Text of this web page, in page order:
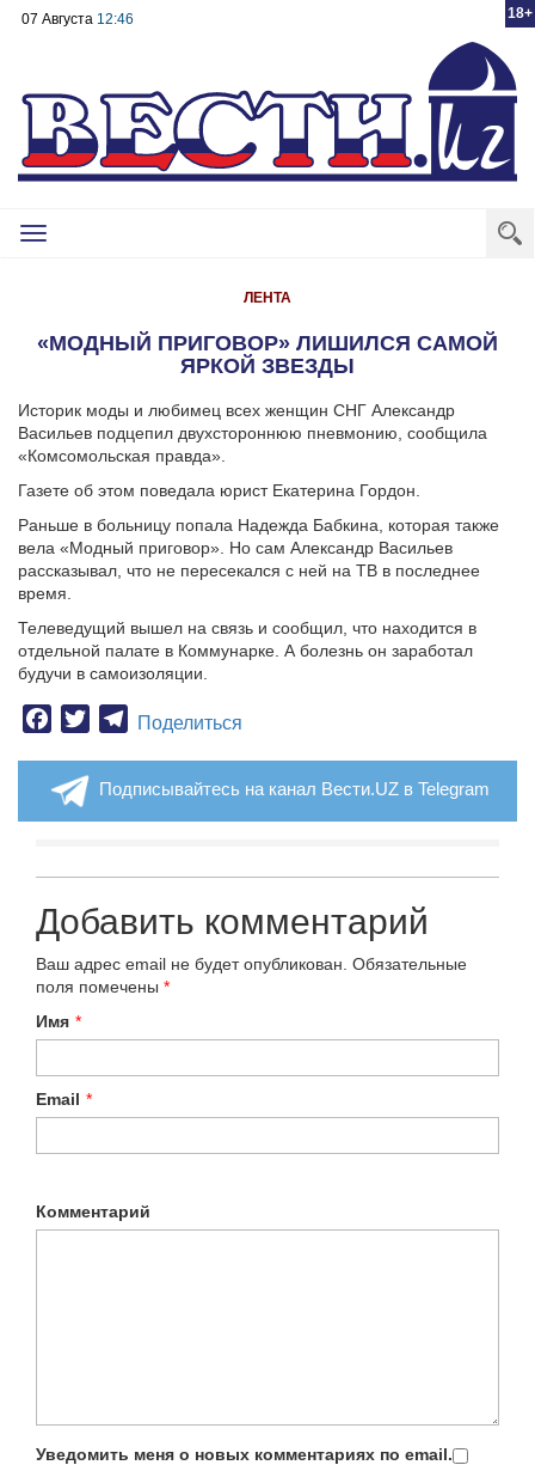
18+
07 Августа 12:46
Toggle
ЛЕНТА
«МОДНЫЙ ПРИГОВОР» ЛИШИЛСЯ САМОЙ
ЯРКОЙ ЗВЕЗДЫ
Историк моды и любимец всех женщин СНГ Александр
Васильев подцепил двухстороннюю пневмонию, сообщила
«Комсомольская правда».
Газете об этом поведала юрист Екатерина Гордон.
Раньше в больницу попала Надежда Бабкина, которая также
вела «Модный приговор». Но сам Александр Васильев
рассказывал, что не пересекался с ней на ТВ в последнее
время.
Телеведущий вышел на связь и сообщил, что находится в
отдельной палате в Коммунарке. А болезнь он заработал
будучи в самоизоляции.
Facebook
TwitterTelegram
Поделиться
Подписывайтесь на канал Вести.UZ в Telegram
Добавить комментарий
Ваш адрес email не будет опубликован. Обязательные
поля помечены *
Имя *
Email *
Комментарий
Уведомить меня о новых комментариях по email.